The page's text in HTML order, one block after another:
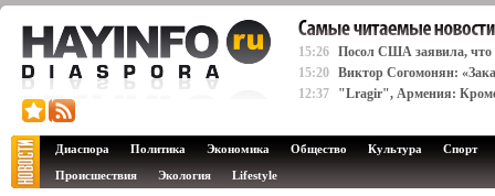
15:26 Посол США заявила, что
15:20 Виктор Согомонян:
12:37
"Lragir", Армения:
Диаспора Политика Экономика Общество Культура
Спорт
Происшествия
Экология Lifestyle